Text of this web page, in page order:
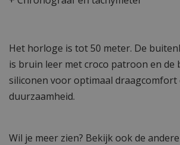
Het horloge is tot 50 meter. De
is bruin leer met croco patroon en de
siliconen voor optimaal draagcomfort
duurzaamheid.
Wil je meer zien? Bekijk ook de andere